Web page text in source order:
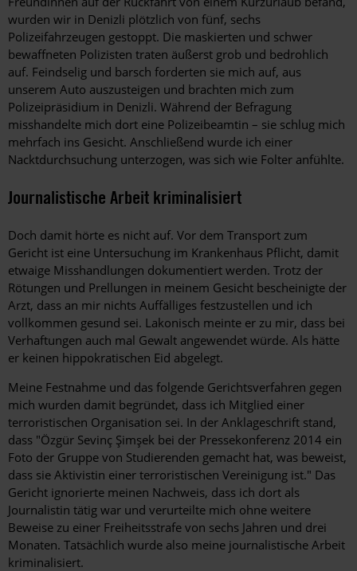
wurden wir in Denizli plötzlich von fünf, sechs
Polizeifahrzeugen gestoppt. Die maskierten und schwer
bewaffneten Polizisten traten äußerst grob und bedrohlich
auf. Feindselig und barsch forderten sie mich auf, aus
unserem Auto auszusteigen und brachten mich zum
Polizeipräsidium in Denizli. Während der Befragung
misshandelte mich dort eine Polizeibeamtin – sie schlug mich
mehrfach ins Gesicht. Anschließend wurde ich einer
Nacktdurchsuchung unterzogen, was sich wie Folter anfühlte.
Journalistische Arbeit kriminalisiert
Doch damit hörte es nicht auf. Vor dem Transport zum
Gericht ist eine Untersuchung im Krankenhaus Pflicht, damit
etwaige Misshandlungen dokumentiert werden. Trotz der
Rötungen und Prellungen in meinem Gesicht bescheinigte der
Arzt, dass an mir nichts Auffälliges festzustellen und ich
vollkommen gesund sei. Lakonisch meinte er zu mir, dass bei
Verhaftungen auch mal Gewalt angewendet würde. Als hätte
er keinen hippokratischen Eid abgelegt.
Meine Festnahme und das folgende Gerichtsverfahren gegen
mich wurden damit begründet, dass ich Mitglied einer
terroristischen Organisation sei. In der Anklageschrift stand,
dass "Özgür Sevinç Şimşek bei der Pressekonferenz 2014 ein
Foto der Gruppe von Studierenden gemacht hat, was beweist,
dass sie Aktivistin einer terroristischen Vereinigung ist." Das
Gericht ignorierte meinen Nachweis, dass ich dort als
Journalistin tätig war und verurteilte mich ohne weitere
Beweise zu einer Freiheitsstrafe von sechs Jahren und drei
Monaten. Tatsächlich wurde also meine journalistische Arbeit
kriminalisiert.